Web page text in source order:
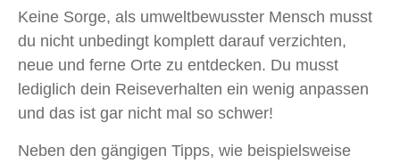
Keine Sorge, als umweltbewusster Mensch musst
du nicht unbedingt komplett darauf verzichten,
neue und ferne Orte zu entdecken. Du musst
lediglich dein Reiseverhalten ein wenig anpassen
und das ist gar nicht mal so schwer!
Neben den gängigen Tipps, wie beispielsweise